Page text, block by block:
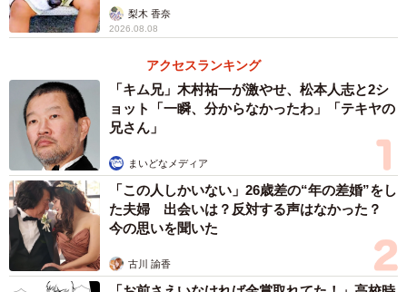
「尊…」
梨木 香奈
2026.08.08
アクセスランキング
「キム兄」木村祐一が激やせ、松本人志と2シ
ョット「一瞬、分からなかったわ」「テキヤの
兄さん」
まいどなメディア
「この人しかいない」26歳差の“年の差婚”をし
た夫婦 出会いは？反対する声はなかった？
今の思いを聞いた
古川 諭香